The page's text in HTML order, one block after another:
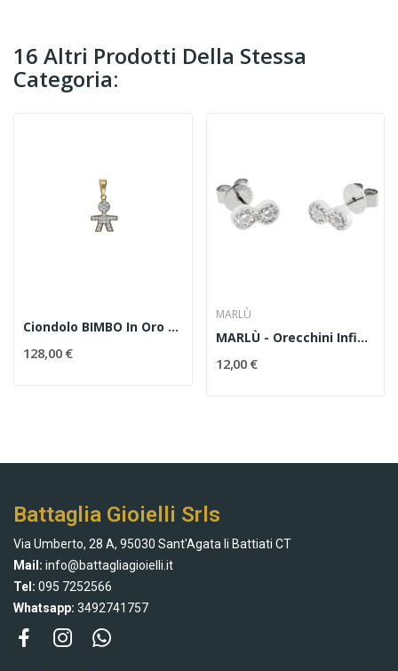
16 Altri Prodotti Della Stessa
Categoria:
Ciondolo BIMBO In Oro 18 Kt E Zirconi
128,00 €
MARLÙ
MARLÙ - Orecchini Infinito
12,00 €
Battaglia Gioielli Srls
Via Umberto, 28 A, 95030 Sant'Agata li Battiati CT
Mail: info@battagliagioielli.it
Tel: 095 7252566
Whatsapp: 3492741757